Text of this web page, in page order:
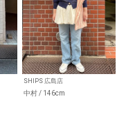
SHIPS 広島店
中村 / 146cm